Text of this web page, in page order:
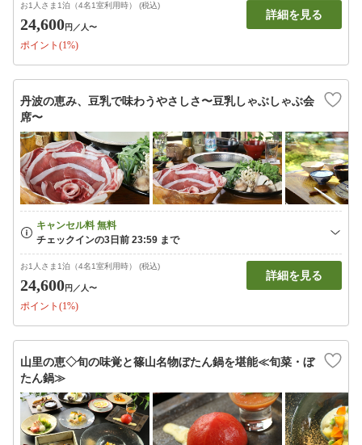
お1人さま1泊（4名1室利用時） (税込)
24,600円 ／人〜
ポイント(1%)
詳細を見る
丹波の恵み、豆乳で味わうやさしさ〜豆乳しゃぶしゃぶ会
席〜
お1人さま1泊（4名1室利用時） (税込)
24,600円 ／人〜
ポイント(1%)
詳細を見る
山里の恵◇旬の味覚と篠山名物ぼたん鍋を堪能≪旬菜・ぼ
たん鍋≫